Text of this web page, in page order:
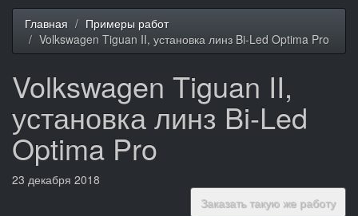
Главная
Примеры работ
Volkswagen Tiguan II, установка линз Bi-Led Optima Pro
Volkswagen Tiguan II,
установка линз Bi-Led
Optima Pro
23 декабря 2018
Заказать такую же работу